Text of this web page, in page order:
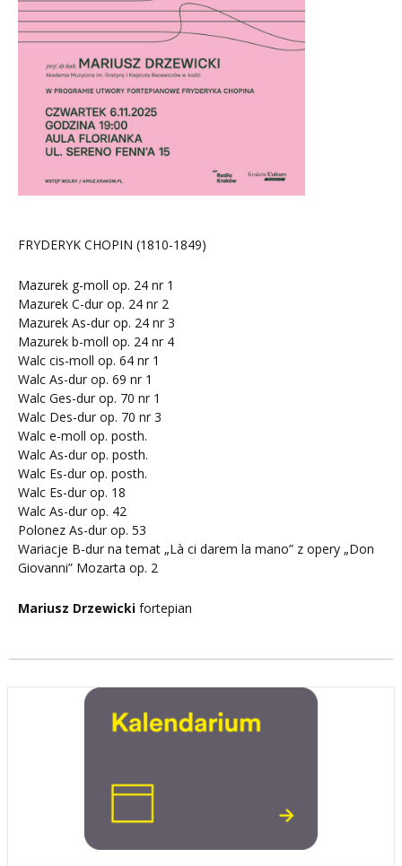
FRYDERYK CHOPIN (1810-1849)
Mazurek g-moll op. 24 nr 1
Mazurek C-dur op. 24 nr 2
Mazurek As-dur op. 24 nr 3
Mazurek b-moll op. 24 nr 4
Walc cis-moll op. 64 nr 1
Walc As-dur op. 69 nr 1
Walc Ges-dur op. 70 nr 1
Walc Des-dur op. 70 nr 3
Walc e-moll op. posth.
Walc As-dur op. posth.
Walc Es-dur op. posth.
Walc Es-dur op. 18
Walc As-dur op. 42
Polonez As-dur op. 53
Wariacje B-dur na temat „Là ci darem la mano” z opery „Don
Giovanni” Mozarta op. 2
Mariusz Drzewicki fortepian